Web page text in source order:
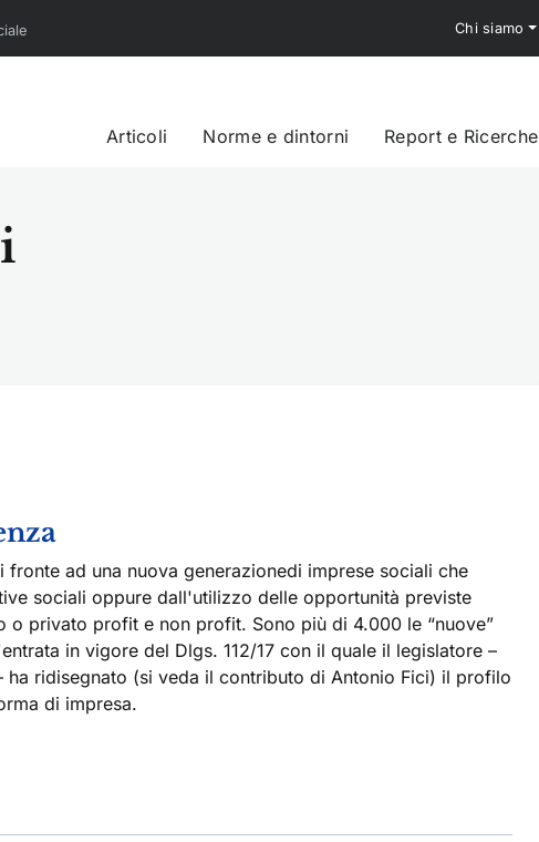
Chi siamo
Articoli Norme e dintorni Report e Ricerche
ad una nuova generazionedi imprese sociali che
sociali oppure dall'utilizzo delle opportunità previste
privato profit e non profit. Sono più di 4.000 le “nuove”
in vigore del Dlgs. 112/17 con il quale il legislatore –
ridisegnato (si veda il contributo di Antonio Fici) il profilo
di impresa.